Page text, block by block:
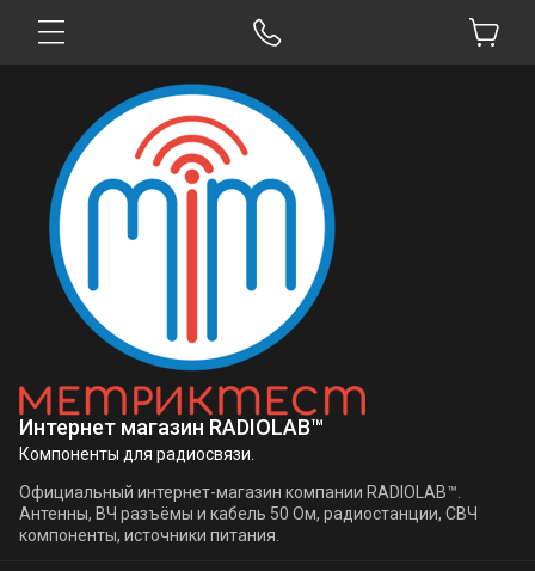
Интернет магазин RADIOLAB™
Компоненты для радиосвязи.
Официальный интернет-магазин компании RADIOLAB™.
Антенны, ВЧ разъёмы и кабель 50 Ом, радиостанции, СВЧ
компоненты, источники питания.